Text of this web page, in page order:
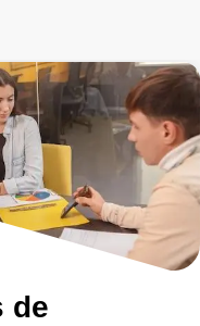
centres
Présentiel
PRÉSENTIEL
réseau -
de